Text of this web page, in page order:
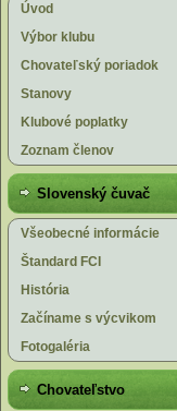
Úvod
Výbor klubu
Chovateľský poriadok
Stanovy
Klubové poplatky
Zoznam členov
Slovenský čuvač
Všeobecné informácie
Štandard FCI
História
Začíname s výcvikom
Fotogaléria
Chovateľstvo